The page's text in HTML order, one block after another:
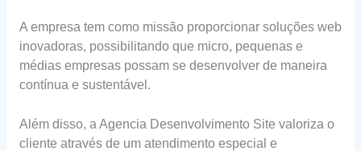
A empresa tem como missão proporcionar soluções web
inovadoras, possibilitando que micro, pequenas e
médias empresas possam se desenvolver de maneira
contínua e sustentável.
Além disso, a Agencia Desenvolvimento Site valoriza o
cliente através de um atendimento especial e